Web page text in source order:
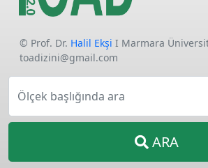
© Prof. Dr. Halil Ekşi I Marmara
toadizini@gmail.com
Ölçek başlığında ara
ARA